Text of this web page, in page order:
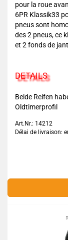
pour la roue
6PR Klassik33
pneus sont
des 2 pneus, ce
et 2 fonds de
DETAILS
Beide Reifen
Oldtimerprofil
Art.Nr.: 14212
Délai de livraison: